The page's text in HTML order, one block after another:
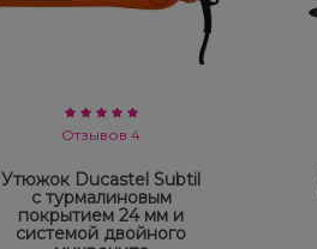
Отзывов 4
Утюжок Ducastel Subtil
с турмалиновым
покрытием 24 мм и
системой двойного